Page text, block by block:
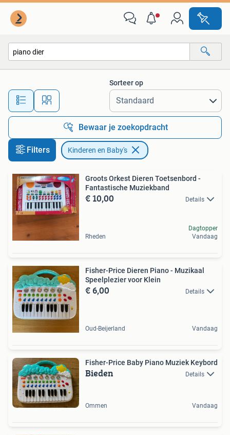
Alle afstanden…
Sorteer op
Bewaar je zoekopdracht
Filters Kinderen en Baby's
Groots Orkest Dieren Toetsenbord -
Fantastische Muziekband
€ 10,00 Details
Rheden
Dagtopper
Vandaag
Fisher-Price Dieren Piano - Muzikaal
Speelplezier voor Klein
€ 6,00 Details
Oud-Beijerland Vandaag
Fisher-Price Baby Piano Muziek Keybord
Bieden Details
Ommen Vandaag